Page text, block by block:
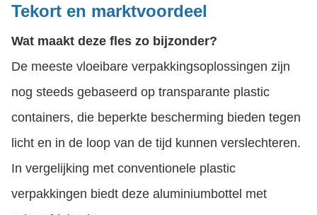
Tekort en marktvoordeel
Wat maakt deze fles zo bijzonder?
De meeste vloeibare verpakkingsoplossingen zijn
nog steeds gebaseerd op transparante plastic
containers, die beperkte bescherming bieden tegen
licht en in de loop van de tijd kunnen verslechteren.
In vergelijking met conventionele plastic
verpakkingen biedt deze aluminiumbottel met